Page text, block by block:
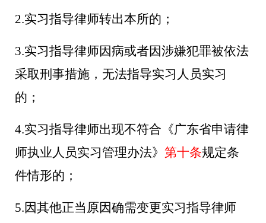
2.实习指导律师转出本所的；
3.实习指导律师因病或者因涉嫌犯罪被依法
采取刑事措施，无法指导实习人员实习
的；
4.实习指导律师出现不符合《广东省申请律
师执业人员实习管理办法》 第十条规定条
件情形的；
5.因其他正当原因确需变更实习指导律师